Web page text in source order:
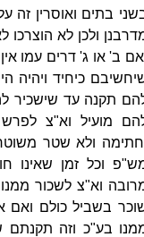
בתים ואוסרין זה
ולכן לא
ב' או ג' דרים עמו
כיחיד ויהיה
תקנה עד שישכיר
מועיל וא"צ
ולא שטר
וכל זמן שאינו
וא"צ לשכור
בשביל כולם ואם
בע"כ וזה תקנתם